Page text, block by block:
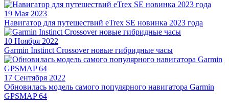
19 Мая 2023
Навигатор для путешествий eTrex SE новинка 2023 года
10 Ноября 2022
Garmin Instinct Crossover новые гибридные часы
17 Сентября 2022
Обновилась модель самого популярного навигатора Garmin
GPSMAP 64